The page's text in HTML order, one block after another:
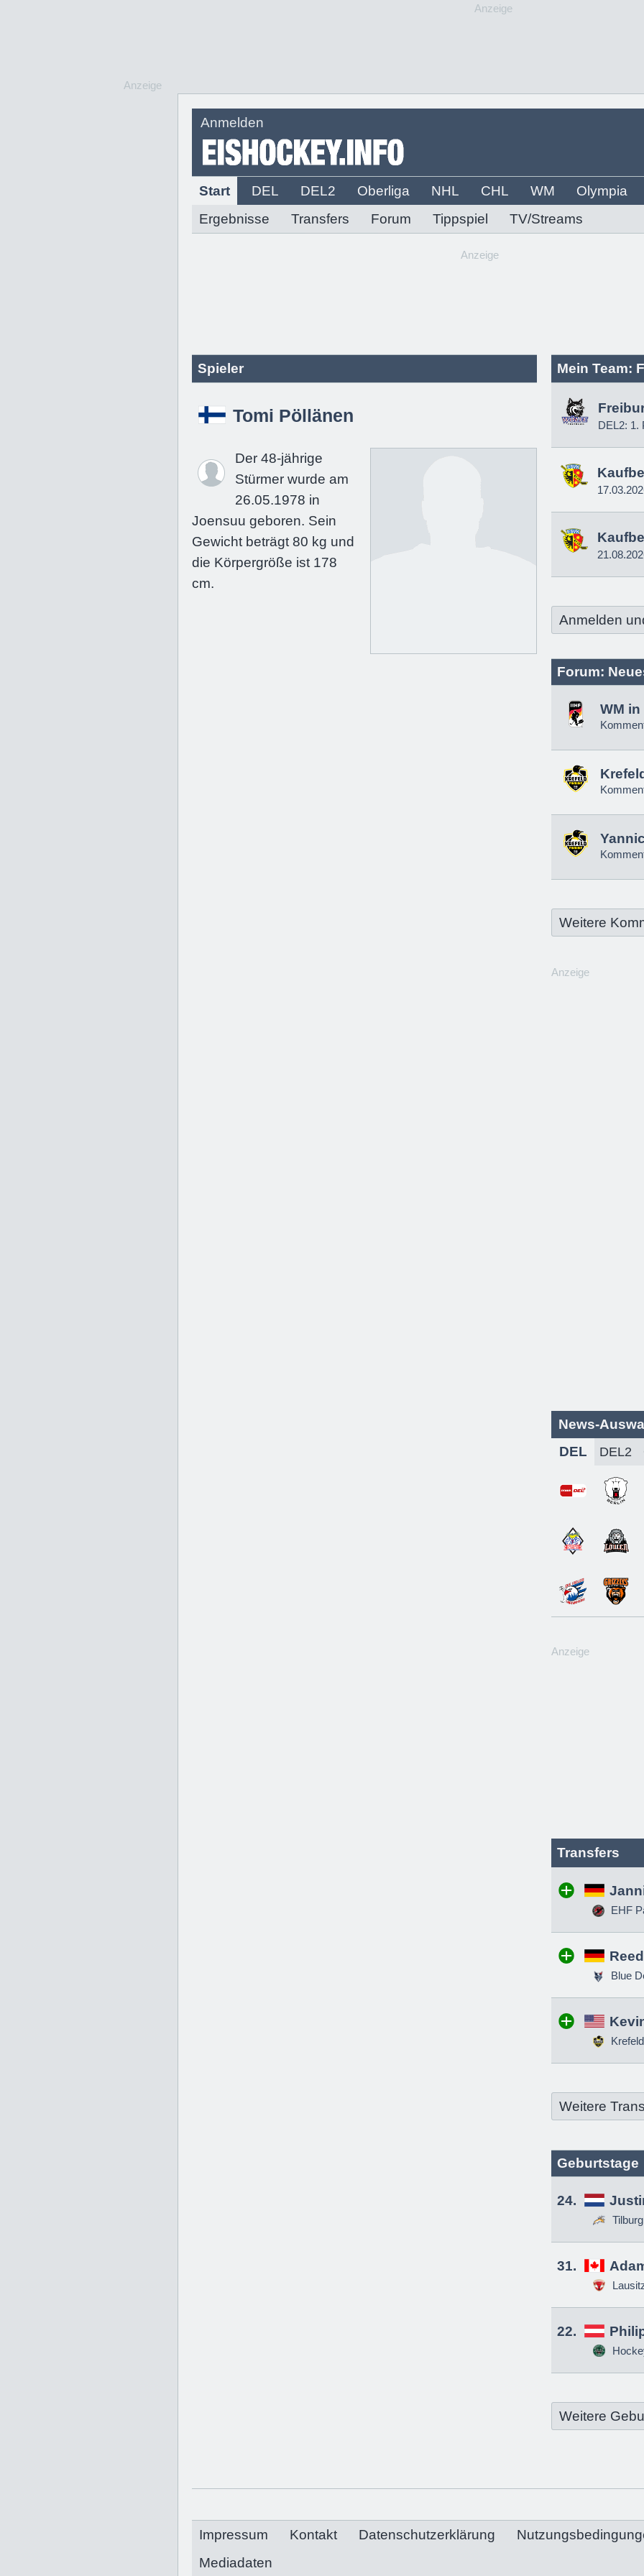
Anzeige
Anmelden
Start DEL DEL2 Oberliga NHL CHL WM
Olympia
Ergebnisse
Transfers Forum Tippspiel TV/Streams
Anzeige
Anzeige
Spieler
Tomi Pöllänen
Der 48-jährige
Stürmer wurde am
26.05.1978 in
Joensuu geboren. Sein
Gewicht beträgt 80 kg und
die Körpergröße ist 178
cm.
Mein Team:
DEL2: 1.
Anmelden
Forum:
WM
Weitere
Anzeige
News-
DEL
Anzeige
Transfers
EHF
Blue
Weitere
Geburtstage
24.
31.
22.
Weitere
Impressum Kontakt Datenschutzerklärung
Mediadaten